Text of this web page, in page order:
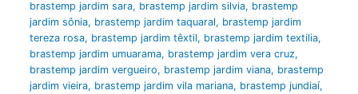
brastemp jardim sara, brastemp jardim silvia, brastemp
jardim sônia, brastemp jardim taquaral, brastemp jardim
tereza rosa, brastemp jardim têxtil, brastemp jardim textilia,
brastemp jardim umuarama, brastemp jardim vera cruz,
brastemp jardim vergueiro, brastemp jardim viana, brastemp
jardim vieira, brastemp jardim vila mariana, brastemp jundiaí,